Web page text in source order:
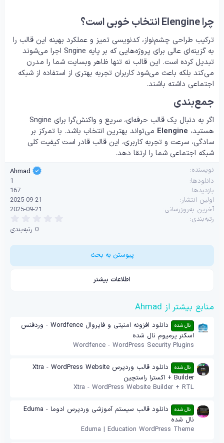
چرا Elengine انتخاب خوبی است؟
ترکیب طراحی چشم‌نواز، کدنویسی تمیز و عملکرد بهینه این قالب را
به گزینه‌ای عالی برای پروژه‌هایی که بر پایه Sngine اجرا می‌شوند
تبدیل کرده است. این قالب نه تنها ظاهر وبسایت شما را مدرن
می‌کند بلکه باعث می‌شود کاربران تجربه بهتری از استفاده از شبکه
اجتماعی داشته باشند.
جمع‌بندی
اگر به دنبال یک قالب حرفه‌ای، سریع و واکنش‌گرا برای Sngine
هستید، Elengine می‌تواند بهترین انتخاب باشد. با تمرکز بر
سادگی، سرعت و تجربه کاربری، این قالب قادر است کیفیت کلی
شبکه اجتماعی شما را ارتقا دهد.
نویسنده
Ahmad
دانلودها
1
بازدیدها
167
اولین انتشار
2025-09-21
آخرین به‌روزرسانی
2025-09-21
رتبه‌بندی
س
ا
0 رتبه‌بندی
پیوستن به بحث
اطلاعات بیشتر
منابع بیشتر از Ahmad
نال شده
دانلود افزونه امنیتی و فایروال Wordfence - وردفنس
اسکنر پرمیوم نال شده
Wordfence - WordPress Security Plugins
نال شده
دانلود قالب وردپرس Xtra - WordPress Website
Builder + اکسترا راستچین
Xtra - WordPress Website Builder + RTL
نال شده
دانلود قالب سیستم آموزشی وردپرس ادوما - Eduma
نال شده
Eduma | Education WordPress Theme